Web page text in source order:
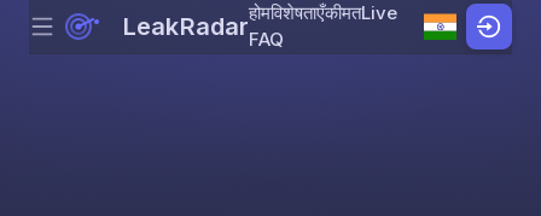
Skip to content
Menu LeakRadarहोमविशेषताएँकीमतLive
FAQ